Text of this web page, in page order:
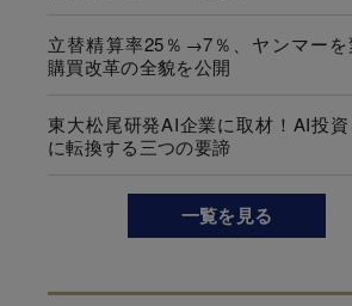
立替精算率25％→7％、ヤンマーを
購買改革の全貌を公開
東大松尾研発AI企業に取材！AI投
に転換する三つの要諦
一覧を見る